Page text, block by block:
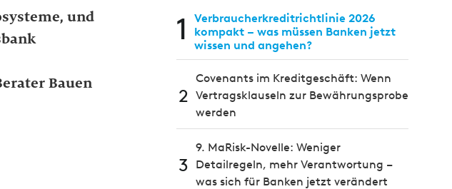
und
Bauen
1
Verbraucherkreditrichtlinie 2026
kompakt – was müssen Banken jetzt
wissen und angehen?
2
Covenants im Kreditgeschäft: Wenn
Vertragsklauseln zur Bewährungsprobe
werden
3
9. MaRisk-Novelle: Weniger
Detailregeln, mehr Verantwortung –
was sich für Banken jetzt verändert